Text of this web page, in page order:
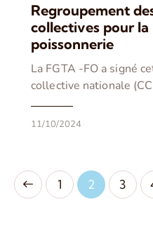
Regroupement
collectives pour
poissonnerie
La FGTA -FO a signé
collective nationale
11/10/2024
1 2 3